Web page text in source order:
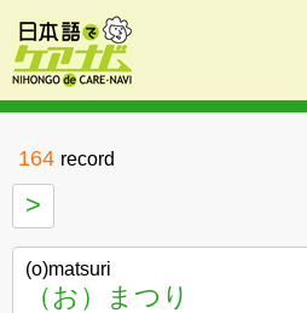
164 record
>
(o)matsuri
（お）まつり